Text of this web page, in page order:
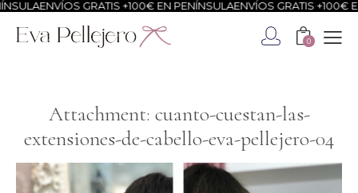
ENVÍOS GRATIS +100€ EN PENÍNSULAENVÍOS GRATIS +100€ EN
0
Attachment: cuanto-cuestan-las-
extensiones-de-cabello-eva-pellejero-04